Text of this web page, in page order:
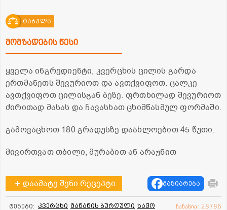
ტაბულა
მომზადების წესი
ყველა ინგრედიენტი, კვერცხის ცილის გარდა
ერთმანეთს შევურიოთ და ავთქვიფოთ. ცალკე
ავთქვიფოთ ცილისგან ბეზე. ფრთხილად შევურიოთ
ძირითად მასას და ჩავასხათ ცხიმწასმულ ფორმაში.
გამოვაცხოთ 180 გრადუსზე დაახლოებით 45 წუთი.
მივირთვათ თბილი, მურაბით ან არაჟნით
დაამატე შენი რეცეპტი გაზიარება
ტეგები: კვერცხი მანანის ბურღული ხაჭო ნანახია: 28786